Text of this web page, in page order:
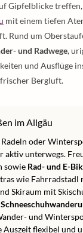
Gipfelblicke
mit einem tiefen
Rund um
und Radwege,
und Ausflüge
Bergluft.
im Allgäu
oder
aktiv unterwegs.
sowie Rad- und E-
wie Fahrradstadl
Skiraum mit
und
Auszeit flexibel und